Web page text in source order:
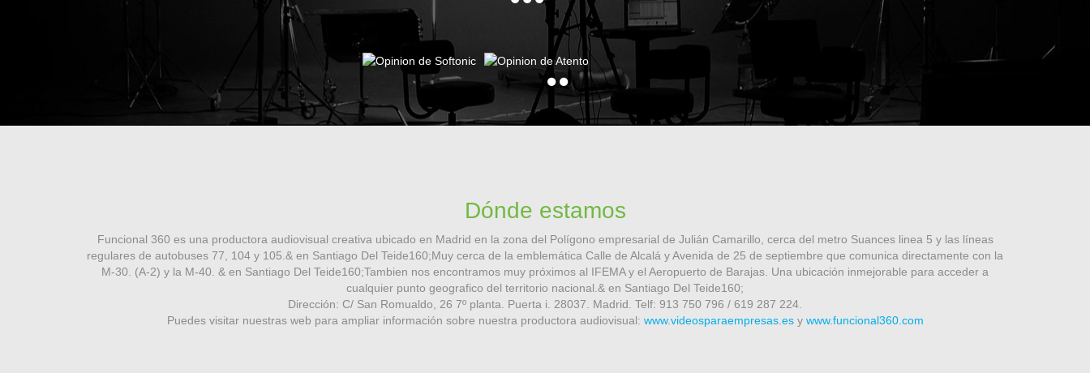
Dónde estamos
Funcional 360 es una productora audiovisual creativa ubicado en Madrid en la zona del Polígono empresarial de Julián Camarillo, cerca del metro Suances linea 5 y las líneas
regulares de autobuses 77, 104 y 105.& en Santiago Del Teide160;Muy cerca de la emblemática Calle de Alcalá y Avenida de 25 de septiembre que comunica directamente con la
M-30. (A-2) y la M-40. & en Santiago Del Teide160;Tambien nos encontramos muy próximos al IFEMA y el Aeropuerto de Barajas. Una ubicación inmejorable para acceder a
cualquier punto geografico del territorio nacional.& en Santiago Del Teide160;
Dirección: C/ San Romualdo, 26 7º planta. Puerta i. 28037. Madrid. Telf: 913 750 796 / 619 287 224.
Puedes visitar nuestras web para ampliar información sobre nuestra productora audiovisual: www.videosparaempresas.esy www.funcional360.com